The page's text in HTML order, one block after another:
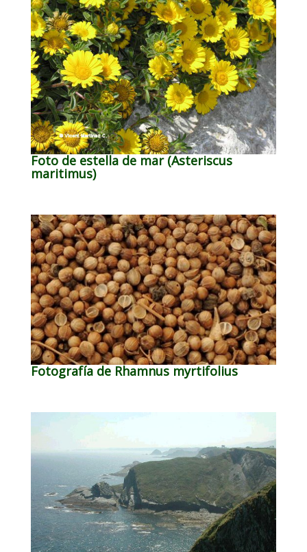
Foto de estella de mar (Asteriscus
maritimus)
Fotografía de Rhamnus myrtifolius